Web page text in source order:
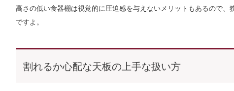
高さの低い食器棚は視覚的に圧迫感を与えないメリットもあるので
ですよ。
割れるか心配な天板の上手な扱い方